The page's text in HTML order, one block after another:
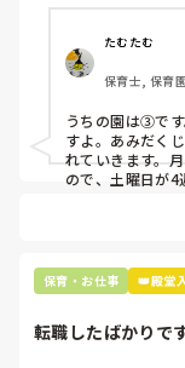
①土曜日の希望休
②毎月、必ず土曜
クアップしてもらう
③仮シフトが出た
人を交渉して見つ
上記のいずれかの
たむたむ
保育士, 保育
うちの園は③で
すよ。あみだく
れていきます。
ので、土曜日が4
て貰い、主任に
保育・お仕事 👑殿堂
転職したばかりで